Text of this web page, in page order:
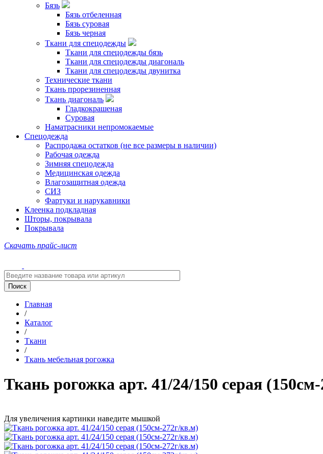
Бязь
Бязь отбеленная
Бязь суровая
Бязь черная
Ткани для спецодежды
Ткани для спецодежды бязь
Ткани для спецодежды диагональ
Ткани для спецодежды двунитка
Технические ткани
Ткань прорезиненная
Ткань диагональ
Гладкокрашеная
Суровая
Наматрасники непромокаемые
Спецодежда
Распродажа остатков (не все размеры в наличии)
Рабочая одежда
Зимняя спецодежда
Медицинская одежда
Влагозащитная одежда
СИЗ
Фартуки и нарукавники
Клеенка подкладная
Шторы, покрывала
Покрывала
Скачать прайс-лист
Главная
/
Каталог
/
Ткани
/
Ткань мебельная рогожка
Ткань рогожка арт. 41/24/150 серая
Для увеличения картинки наведите мышкой